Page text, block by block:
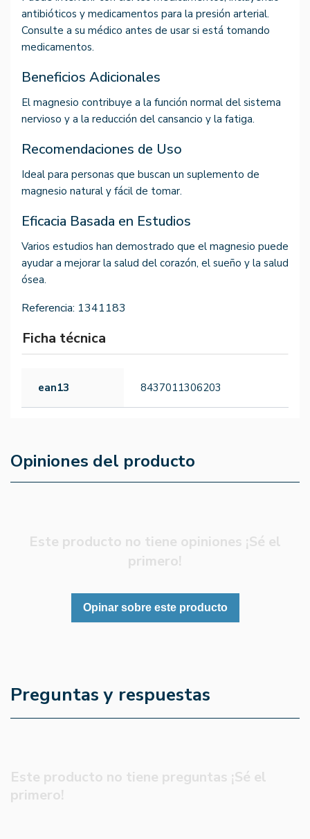
antibióticos y medicamentos para la presión arterial.
Consulte a su médico antes de usar si está tomando
medicamentos.
Beneficios Adicionales
El magnesio contribuye a la función normal del sistema
nervioso y a la reducción del cansancio y la fatiga.
Recomendaciones de Uso
Ideal para personas que buscan un suplemento de
magnesio natural y fácil de tomar.
Eficacia Basada en Estudios
Varios estudios han demostrado que el magnesio puede
ayudar a mejorar la salud del corazón, el sueño y la salud
ósea.
Referencia: 1341183
Ficha técnica
ean13 8437011306203
Opiniones del producto
Este producto no tiene opiniones ¡Sé el
primero!
Opinar sobre este producto
Preguntas y respuestas
Este producto no tiene preguntas ¡Sé el
primero!